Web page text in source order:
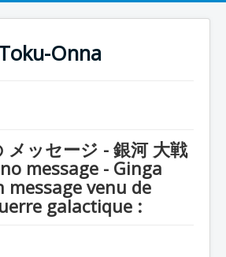
Onna
メッセージ - 銀河 大戦
message - Ginga
message venu de
galactique :